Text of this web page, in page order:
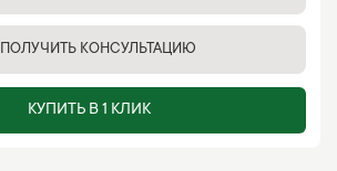
ПОЛУЧИТЬ КОНСУЛЬТАЦИЮ
КУПИТЬ В 1 КЛИК